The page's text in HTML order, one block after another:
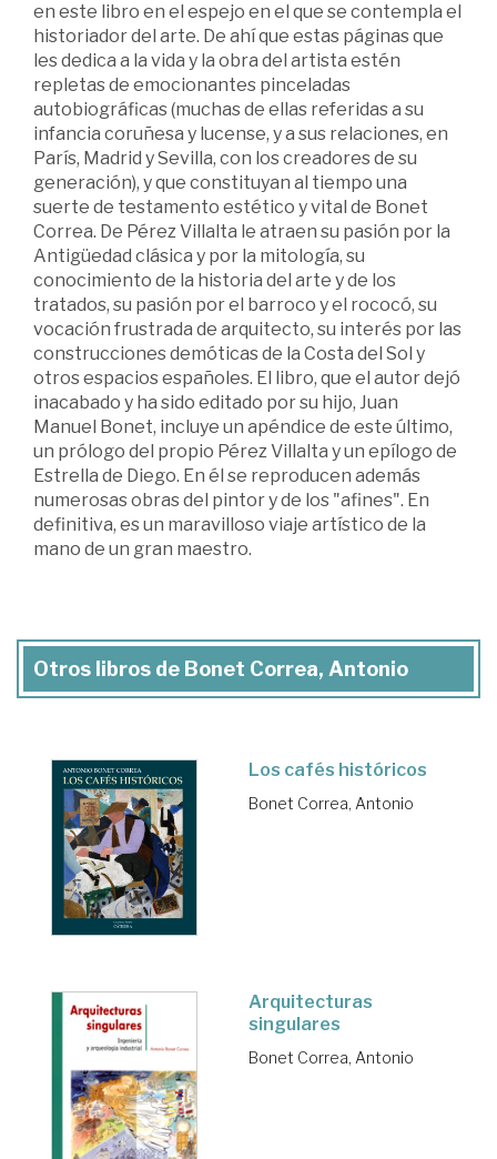
en este libro en el espejo en el que se contempla el
historiador del arte. De ahí que estas páginas que
les dedica a la vida y la obra del artista estén
repletas de emocionantes pinceladas
autobiográficas (muchas de ellas referidas a su
infancia coruñesa y lucense, y a sus relaciones, en
París, Madrid y Sevilla, con los creadores de su
generación), y que constituyan al tiempo una
suerte de testamento estético y vital de Bonet
Correa. De Pérez Villalta le atraen su pasión por la
Antigüedad clásica y por la mitología, su
conocimiento de la historia del arte y de los
tratados, su pasión por el barroco y el rococó, su
vocación frustrada de arquitecto, su interés por las
construcciones demóticas de la Costa del Sol y
otros espacios españoles. El libro, que el autor dejó
inacabado y ha sido editado por su hijo, Juan
Manuel Bonet, incluye un apéndice de este último,
un prólogo del propio Pérez Villalta y un epílogo de
Estrella de Diego. En él se reproducen además
numerosas obras del pintor y de los "afines". En
definitiva, es un maravilloso viaje artístico de la
mano de un gran maestro.
Otros libros de Bonet Correa, Antonio
Los cafés históricos
Bonet Correa, Antonio
Arquitecturas
singulares
Bonet Correa, Antonio